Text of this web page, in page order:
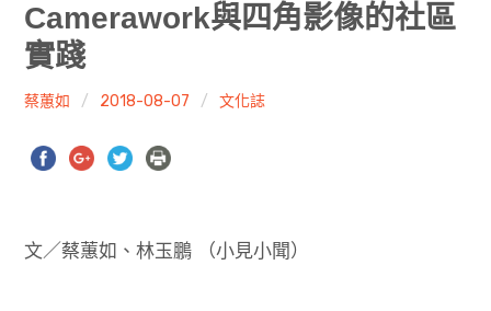
共想/共享
共青年
文化誌
共誌寫手
Camerawork與四角影像的社區
實踐
蔡蕙如 2018-08-07 文化誌
文／蔡蕙如、林玉鵬 （小見小聞）